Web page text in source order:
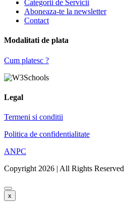
Categorii de Servicii
Aboneaza-te la newsletter
Contact
Modalitati de plata
Cum platesc ?
Legal
Termeni si conditii
Politica de confidentialitate
ANPC
Copyright 2026 | All Rights Reserved
x